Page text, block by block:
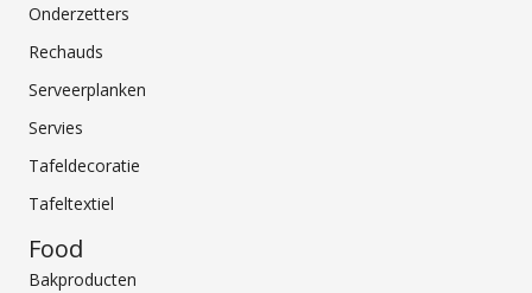
Onderzetters
Rechauds
Serveerplanken
Servies
Tafeldecoratie
Tafeltextiel
Food
Bakproducten